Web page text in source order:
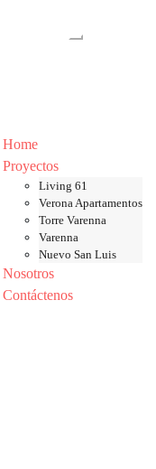
Home
Proyectos
Living 61
Verona Apartamentos
Torre Varenna
Varenna
Nuevo San Luis
Nosotros
Contáctenos